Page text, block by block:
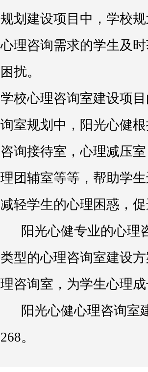
规划建设项目中，学校
心理咨询需求的学生及
困扰。
学校心理咨询室建设项
询室规划中，阳光心健
咨询接待室，心理减压
理团辅室等等，帮助学
减轻学生的心理困惑，
阳光心健专业的心理
类型的心理咨询室建设
理咨询室，为学生心理
阳光心健心理咨询室
268。